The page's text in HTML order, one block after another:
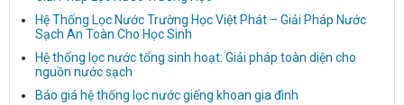
Hệ Thống Lọc Nước Trường Học Việt Phát – Giải Pháp Nước
Sạch An Toàn Cho Học Sinh
Hệ thống lọc nước tổng sinh hoạt: Giải pháp toàn diện cho
nguồn nước sạch
Báo giá hệ thống lọc nước giếng khoan gia đình